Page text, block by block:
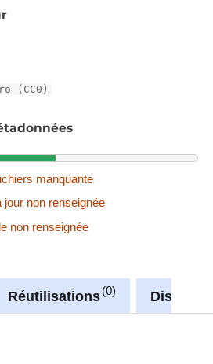
(CC0)
manquante
non renseignée
non renseignée
Réutilisations 0